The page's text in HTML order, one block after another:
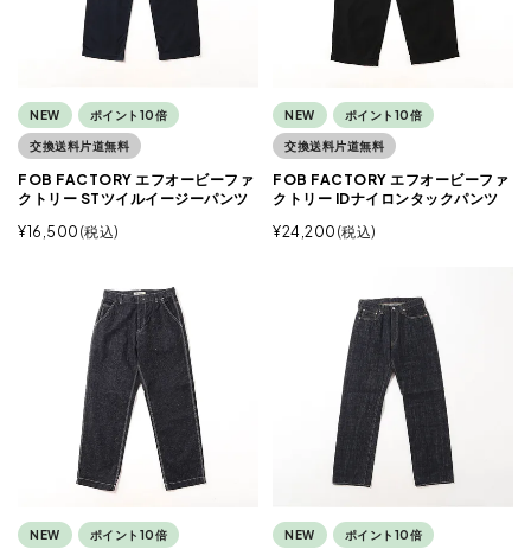
NEW ポイント10倍
交換送料片道無料
FOB FACTORY エフオービーファ
クトリー STツイルイージーパンツ
¥16,500 税込
NEW ポイント10倍
交換送料片道無料
FOB FACTORY エフオービーファ
クトリー IDナイロンタックパンツ
¥24,200 税込
NEW ポイント10倍 NEW ポイント10倍